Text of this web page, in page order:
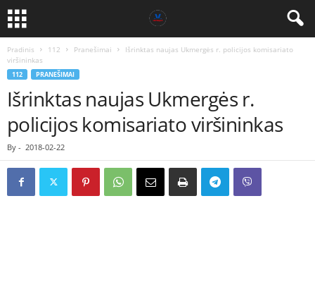
Pradinis 112 Pranešimai
Išrinktas naujas Ukmergės r. policijos komisariato
viršininkas
112 PRANEŠIMAI
Išrinktas naujas Ukmergės r.
policijos komisariato viršininkas
By - 2018-02-22